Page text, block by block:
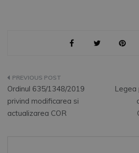
Navigare
în
articole
Ordinul 635/1348/2019
privind modificarea si
actualizarea COR
Legea